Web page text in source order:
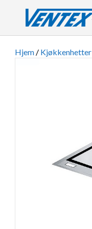
Hjem / Kjøkkenhetter